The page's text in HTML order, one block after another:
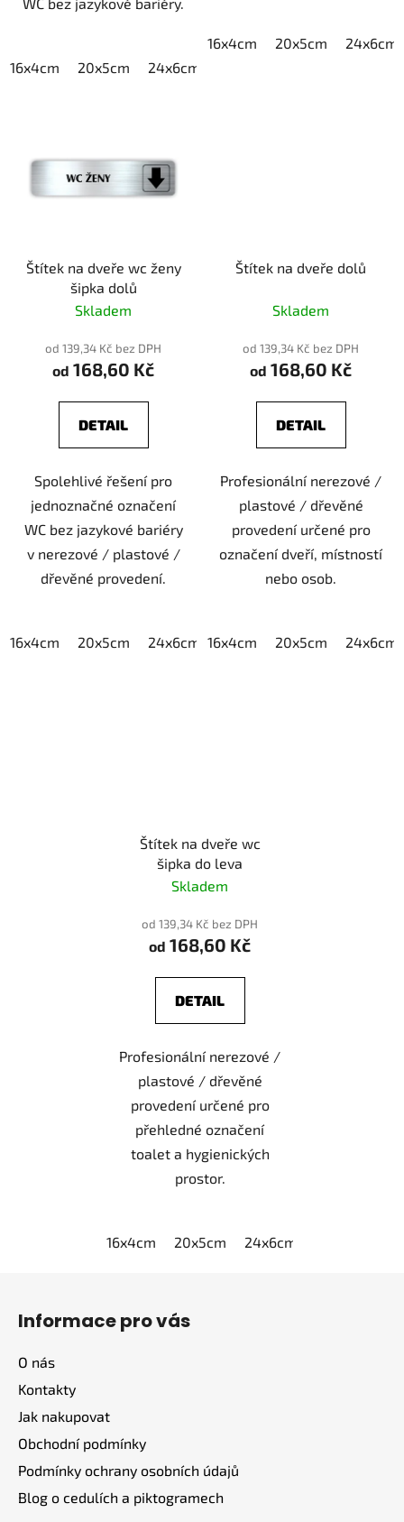
16x4cm 20x5cm 24x6cm
16x4cm 20x5cm 24x6cm
Štítek na dveře wc ženy
šipka dolů
Skladem
od 139,34 Kč bez DPH
od 168,60 Kč
DETAIL
Spolehlivé řešení pro
jednoznačné označení
WC bez jazykové bariéry
v nerezové / plastové /
dřevěné provedení.
16x4cm 20x5cm 24x6cm 30x7,5cm 40x10cm
Štítek na dveře dolů
Skladem
od 139,34 Kč bez DPH
od 168,60 Kč
DETAIL
Profesionální nerezové /
plastové / dřevěné
provedení určené pro
označení dveří, místností
nebo osob.
16x4cm 20x5cm 24x6cm
Štítek na dveře wc
šipka do leva
Skladem
od 139,34 Kč bez DPH
od 168,60 Kč
DETAIL
Profesionální nerezové /
plastové / dřevěné
provedení určené pro
přehledné označení
toalet a hygienických
prostor.
16x4cm 20x5cm 24x6cm
Informace pro vás
O nás
Kontakty
Jak nakupovat
Obchodní podmínky
Podmínky ochrany osobních údajů
Blog o cedulích a piktogramech